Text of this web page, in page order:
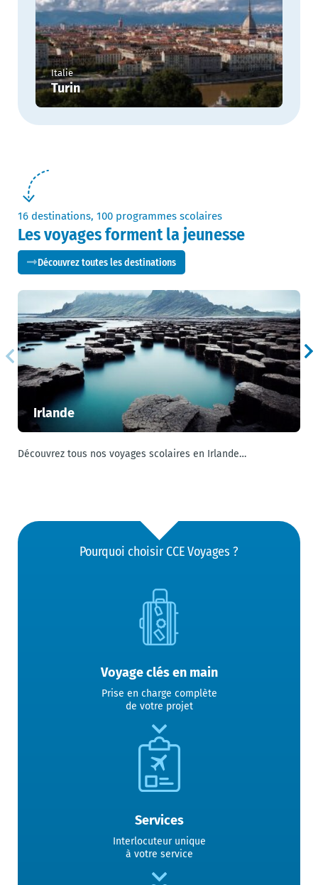
Italie
Turin
16 destinations, 100 programmes scolaires
Les voyages forment la jeunesse
Découvrez toutes les destinations
Irlande
Découvrez tous nos voyages scolaires en Irlande…
Pourquoi choisir CCE Voyages ?
Voyage clés en main
Prise en charge complète
de votre projet
Services
Interlocuteur unique
à votre service